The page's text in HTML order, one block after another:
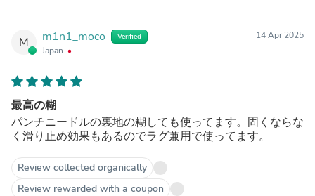
M m1n1_moco Verified
Japan
14 Apr 2025
最高の糊
パンチニードルの裏地の糊しても使ってます。固くならな
く滑り止め効果もあるのでラグ兼用で使ってます。
Review collected organically
Review rewarded with a coupon